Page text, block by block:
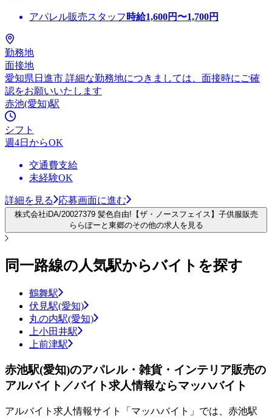
アパレル販売スタッフ 時給1,600円〜1,700円
勤務地
面接地
愛知県日進市 詳細な勤務地につきましては、面接時にご確
認をお願いいたします
赤池(愛知)駅
シフト
週4日からOK
交通費支給
未経験OK
詳細を見る 応募画面に進む
株式会社iDA/20027379 髪色自由!【ザ・ノースフェイス】子供服販売
ららぽーと東郷のその他の求人を見る
同一路線の人気駅からバイトを探す
鶴舞駅
伏見駅(愛知)
丸の内駅(愛知)
上小田井駅
上前津駅
赤池駅(愛知)のアパレル・雑貨・インテリア販売の
アルバイト／バイト求人情報ならマッハバイト
アルバイト求人情報サイト「マッハバイト」では、赤池駅